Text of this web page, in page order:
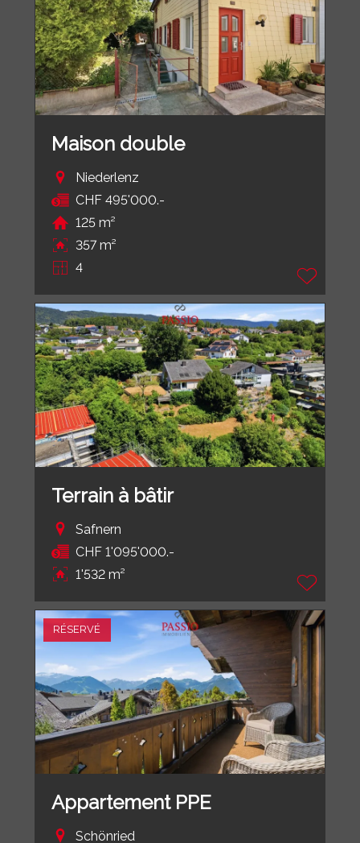
Maison double
Niederlenz
CHF 495'000.-
125 m²
357 m²
4
Terrain à bâtir
Safnern
CHF 1'095'000.-
1'532 m²
RÉSERVÉ
Appartement PPE
Schönried